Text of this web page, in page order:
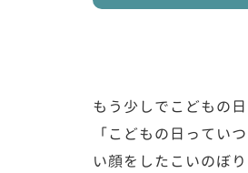
もう少しでこどもの
「こどもの日ってい
い顔をしたこいのぼ